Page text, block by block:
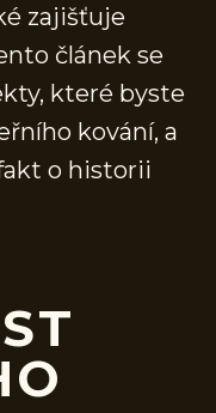
zajišťuje
článek se
které byste
kování, a
o historii